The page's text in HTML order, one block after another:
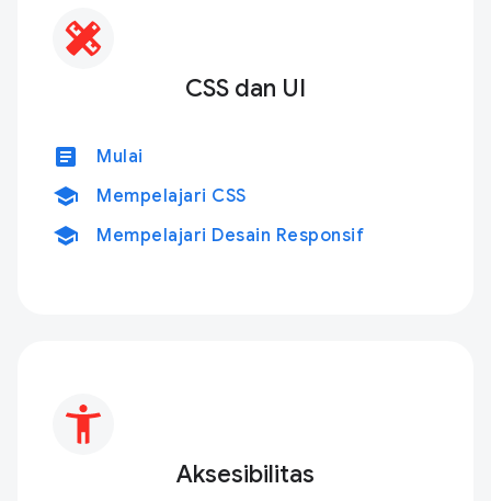
CSS dan UI
article Mulai
school Mempelajari CSS
school Mempelajari Desain Responsif
Aksesibilitas